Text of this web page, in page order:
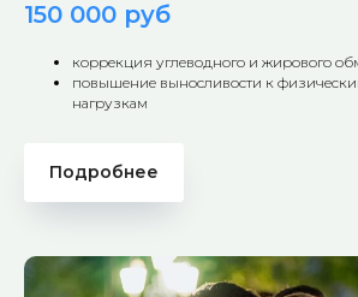
150 000 руб
коррекция углеводного и жирового
повышение выносливости к
нагрузкам
Подробнее